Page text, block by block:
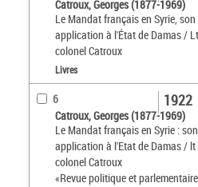
Catroux, Georges (1877-1969)
Le Mandat français en Syrie, son
application à l'État de Damas / Lt
colonel Catroux
Livres
6
Catroux, Georges (1877-1969)
Le Mandat français en Syrie : son
application à l'Etat de Damas / lt
colonel Catroux
«Revue politique et
1922